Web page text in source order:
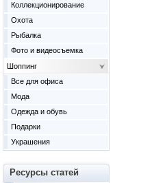
Коллекционирование
Охота
Рыбалка
Фото и видеосъемка
Шоппинг
Все для офиса
Мода
Одежда и обувь
Подарки
Украшения
Ресурсы статей